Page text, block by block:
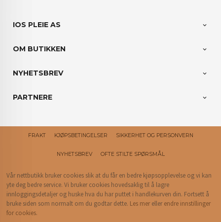
IOS PLEIE AS
OM BUTIKKEN
NYHETSBREV
PARTNERE
FRAKT KJØPSBETINGELSER SIKKERHET OG PERSONVERN
NYHETSBREV OFTE STILTE SPØRSMÅL
Vår nettbutikk bruker cookies slik at du får en bedre kjøpsopplevelse og vi kan
yte deg bedre service. Vi bruker cookies hovedsaklig til å lagre
innloggingsdetaljer og huske hva du har puttet i handlekurven din. Fortsett å
bruke siden som normalt om du godtar dette. Les merellerendre innstillinger
for cookies.